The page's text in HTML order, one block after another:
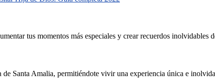
tus momentos más especiales y crear recuerdos inolvidables
Santa Amalia, permitiéndote vivir una experiencia única e